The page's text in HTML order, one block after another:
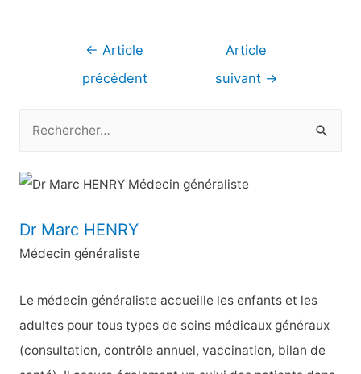
Navigation
← Article
précédent
Article
suivant →
c
e
r
h
e
r
Dr Marc HENRY
Médecin généraliste
Le médecin généraliste accueille les enfants et les
adultes pour tous types de soins médicaux généraux
(consultation, contrôle annuel, vaccination, bilan de